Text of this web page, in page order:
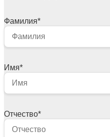
Фамилия*
Имя*
Отчество*